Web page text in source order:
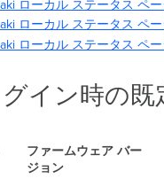
ローカル ステータス ペ
ローカル ステータス ペ
ローカル ステータス ペ
イン時の既
ファームウェア バー
ジョン